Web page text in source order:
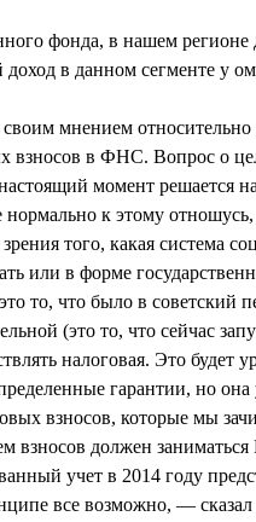
фонда, в нашем регионе
в данном сегменте у
мнением
взносов в ФНС. Вопрос о
момент решается
к этому
того, какая система
или в форме
то, что было в советский
(это то, что сейчас
налоговая. Это будет
гарантии, но она
взносов, которые мы
взносов должен
учет в 2014 году
все возможно, —